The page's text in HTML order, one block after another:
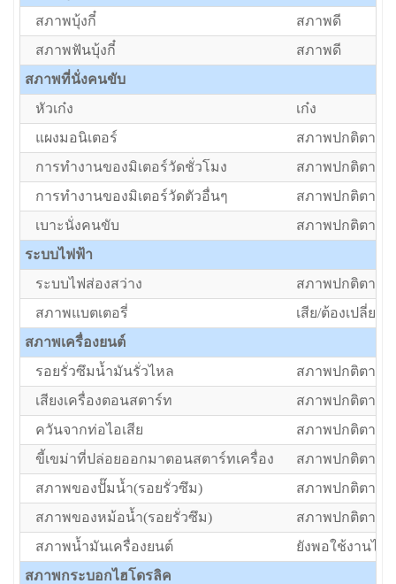
สภาพบุ้งกี๋
สภาพดี
สภาพฟันบุ้งกี๋
สภาพดี
สภาพที่นั่งคนขับ
หัวเก๋ง
เก๋ง
แผงมอนิเตอร์
สภาพปกติตาม
การทำงานของมิเตอร์วัดชั่วโมง
สภาพปกติตาม
การทำงานของมิเตอร์วัดตัวอื่นๆ
สภาพปกติตาม
เบาะนั่งคนขับ
สภาพปกติตาม
ระบบไฟฟ้า
ระบบไฟส่องสว่าง
สภาพปกติตาม
สภาพแบตเตอรี่
เสีย/ต้องเปลี่ยน
สภาพเครื่องยนต์
รอยรั่วซึมน้ำมันรั่วไหล
สภาพปกติตาม
เสียงเครื่องตอนสตาร์ท
สภาพปกติตาม
ควันจากท่อไอเสีย
สภาพปกติตาม
ขี้เขม่าที่ปล่อยออกมาตอนสตาร์ทเครื่อง
สภาพปกติตาม
สภาพของปั๊มน้ำ(รอยรั่วซึม)
สภาพปกติตาม
สภาพของหม้อน้ำ(รอยรั่วซึม)
สภาพปกติตาม
สภาพน้ำมันเครื่องยนต์
ยังพอใช้งานได้
สภาพกระบอกไฮโดรลิค